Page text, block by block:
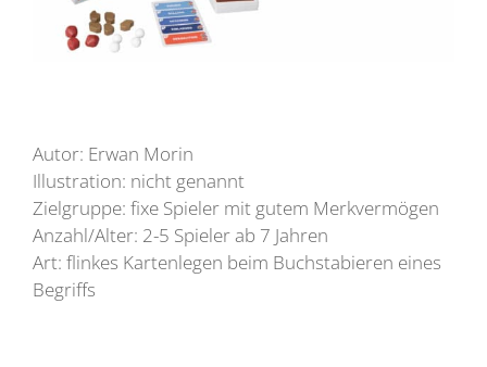
Autor: Erwan Morin
Illustration: nicht genannt
Zielgruppe: fixe Spieler mit gutem Merkvermögen
Anzahl/Alter: 2-5 Spieler ab 7 Jahren
Art: flinkes Kartenlegen beim Buchstabieren eines
Begriffs